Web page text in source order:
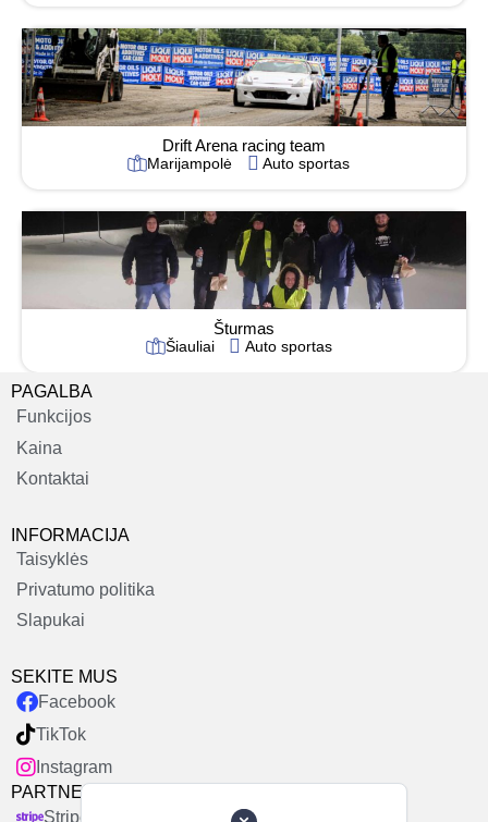
Drift Arena racing team
Marijampolė Auto sportas
Šturmas
Šiauliai Auto sportas
PAGALBA
Funkcijos
Kaina
Kontaktai
INFORMACIJA
Taisyklės
Privatumo politika
Slapukai
SEKITE MUS
Facebook
TikTok
Instagram
PARTNERIAI
Stripe